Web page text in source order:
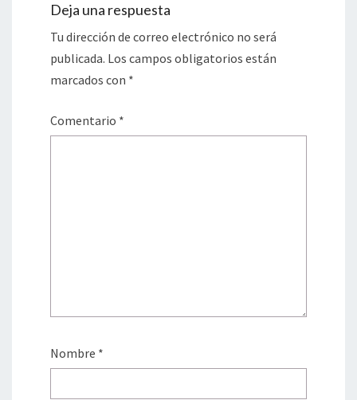
Deja una respuesta
Tu dirección de correo electrónico no será
publicada. Los campos obligatorios están
marcados con *
Comentario *
Nombre *